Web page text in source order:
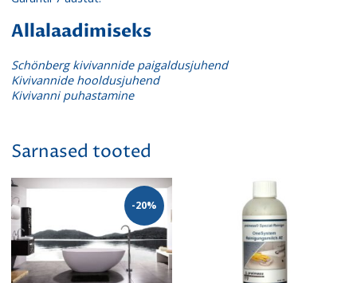
Allalaadimiseks
Schönberg kivivannide paigaldusjuhend
Kivivannide hooldusjuhend
Kivivanni puhastamine
Sarnased tooted
-20%